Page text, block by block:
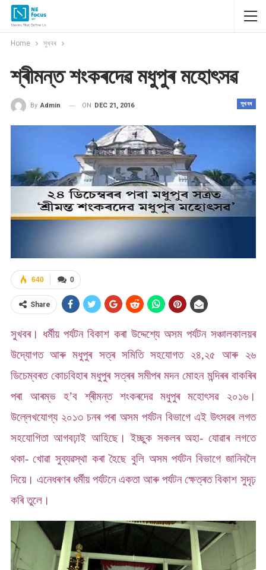
Home সুখবৰ
শ্ৰীমন্ত শংকৰদেৱ মধুপুৰ মহোৎসৱ
সুখবৰ
By Admin ON DEC 21, 2016
0
640
Share
সুখবৰ। ধৰ্মীয় পৰ্যটন বিকাশ কৰা উদ্দেশ্যে অসম পৰ্যটন সঞ্চালকালয়ৰ
উদ্যোগত আৰু মধুপুৰ সত্ৰ সমিতি সহযোগত ২৪,২৫ আৰু ২৬
ডিচেম্বৰত কোচবিহাৰ মধুপুৰ সত্ৰৰ সমীপৰ মদন মোহন মন্দিৰৰ বাকৰিৰ
পৰা আৰম্ভ হ’ব শ্ৰীমন্ত শংকৰদেৱ মধুপুৰ মহোৎসৱ ২০১৬।
উল্লেখযোগ্য ২০১৩ চনৰ পৰা অসম পৰ্যটন বিভাগে এই উৎসৱৰ লগত
সহযোগিতা আগবঢ়াই আহিছে। ইচ্ছুক সকলৰ অহা- যোৱাৰ লগতে
থকা- খোৱা সুব্যৱস্থা কৰা হৈছে বুলি অসম পৰ্যটন বিভাগে জানিবলৈ
দিয়ে। এনেধৰণৰ ধৰ্মীয় পৰ্যটনে একতা আৰু পৰ্যটন ক্ষেত্ৰত বিকাশ সুদৃঢ়
কৰি তুলে।